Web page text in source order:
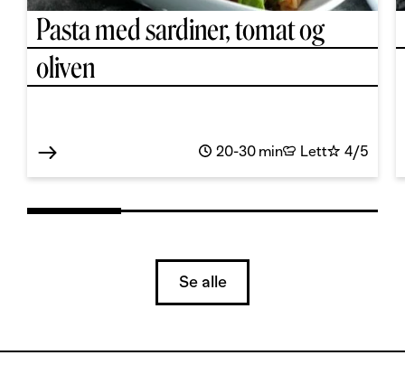
Pasta med sardiner, tomat og
oliven
20-30 min Lett 4/5
Se alle